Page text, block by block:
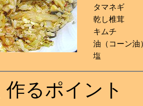
タマネギ
乾し椎茸
キムチ
油（コーン油
塩
るポイント